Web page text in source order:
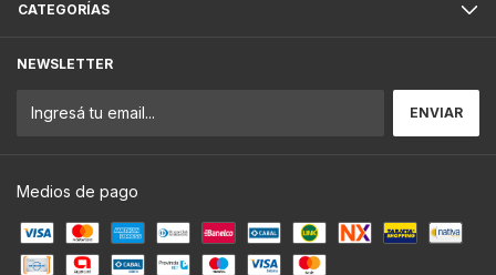
CATEGORÍAS
NEWSLETTER
Medios de pago